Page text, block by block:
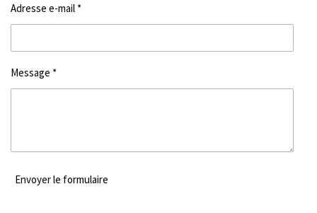
Adresse e-mail *
Message *
Envoyer le formulaire